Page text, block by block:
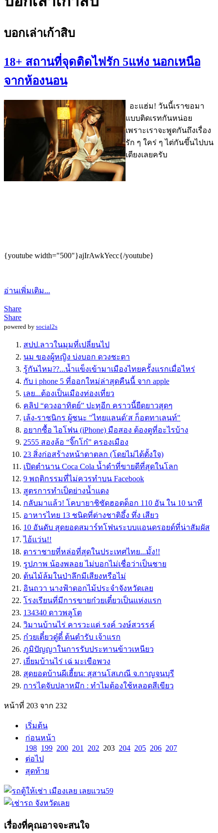
บอกเล่าเก้าสิบ
18+ สถานที่จุดติดไฟรัก 5แห่ง นอกเหนือ
จากห้องนอน
อะแฮ่ม! วันนี้เราขอมา
แบบติดเรทกันหน่อย
เพราะเราจะพูดกันถึงเรื่อง
รัก ๆ ใคร่ ๆ ไต่กันขึ้นไปบน
เตียงเลยครับ
{youtube width="500"}ajIrAwkYecc{/youtube}
อ่านเพิ่มเติม...
Share
Share
powered by social2s
สปป.ลาวในมุมที่เปลี่ยนไป
นม ของผู้หญิง บ่งบอก ดวงชะตา
รู้กันไหม??...น้ำแข็งเข้ามาเมืองไทยครั้งแรกเมื่อไหร่
กับ i phone 5 ที่ออกใหม่ล่าสุดคืนนี้ จาก apple
เลย...ต้องเป็นเมืองท่องเที่ยว
คลิป “ดวงอาทิตย์” ปะทุอีก คราวนี้ยืดยาวสุดๆ
เล้ง-ราชนิกร ผู้ชนะ "ไทยแลนด์′ส ก็อตทาเลนท์"
อยากซื้อ ไอโฟน (iPhone) มือสอง ต้องดูที่อะไรบ้าง
2555 สองล้อ “จิ๊กโก๋” ครองเมือง
23 สิ่งก่อสร้างหน้าตาตลก (โดยไม่ได้ตั้งใจ)
เปิดตำนาน Coca Cola น้ำดำที่ขายดีที่สุดในโลก
9 พฤติกรรมที่ไม่ควรทำบน Facebook
สูตรการทำเป็ดย่างน้ำแดง
กลับมาแล้ว! โคบายาชิซัดฮอตด็อก 110 อัน ใน 10 นาที
อาหารไทย 13 ชนิดที่ต่างชาติอึ้ง ทึ่ง เสียว
10 อันดับ สุดยอดสมาร์ทโฟนระบบแอนดรอยด์ที่น่าสัมผัส
ไอ้แว่น!!
ดาราชายที่หล่อที่สุดในประเทศไทย...มั้ง!!
รูปภาพ น้องพลอย ไม่บอกไม่เชื่อว่าเป็นชาย
ต้นไม้ล้มในป่าลึกมีเสียงหรือไม่
อินถวา นางฟ้าดอกไม้ประจำจังหวัดเลย
โรงเรียนที่มีการขายก๋วยเตี๋ยวเป็นแห่งแรก
134340 ดาวพลูโต
วิมานบ้านไร่ คารวะแด่ รงค์ วงษ์สวรรค์
ก๋วยเตี๋ยวดู๋ดี๋ ต้นตำรับ เจ้าแรก
ภูมิปัญญาในการรับประทานข้าวเหนียว
เยี่ยมบ้านไร่ เฉ่ มะเขือพวง
สุดยอดบ้านผีเฮี้ยน: สุสานโสเภณี จ.กาญจนบุรี
การไดจับปลาหมึก : ทำไมต้องใช้หลอดสีเขียว
หน้าที่ 203 จาก 232
เริ่มต้น
ก่อนหน้า
198 199 200 201 202 203 204 205 206 207
ต่อไป
สุดท้าย
เรื่องที่คุณอาจจะสนใจ